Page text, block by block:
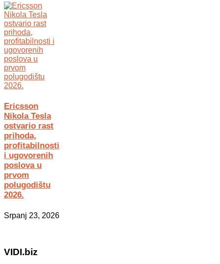
Ericsson
Nikola Tesla
ostvario rast
prihoda,
profitabilnosti
i ugovorenih
poslova u
prvom
polugodištu
2026.
Srpanj 23, 2026
VIDI.biz